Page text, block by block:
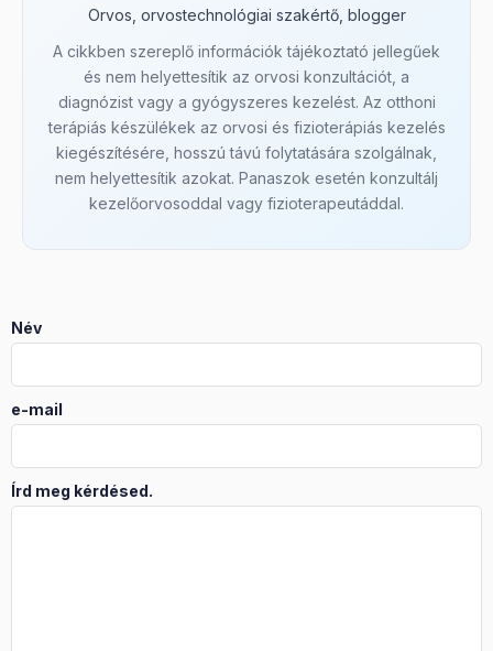
Orvos, orvostechnológiai szakértő, blogger
A cikkben szereplő információk tájékoztató jellegűek
és nem helyettesítik az orvosi konzultációt, a
diagnózist vagy a gyógyszeres kezelést. Az otthoni
terápiás készülékek az orvosi és fizioterápiás kezelés
kiegészítésére, hosszú távú folytatására szolgálnak,
nem helyettesítik azokat. Panaszok esetén konzultálj
kezelőorvosoddal vagy fizioterapeutáddal.
Név
e-mail
Írd meg kérdésed.